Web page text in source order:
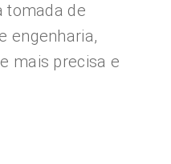
tomada de
engenharia,
mais precisa e